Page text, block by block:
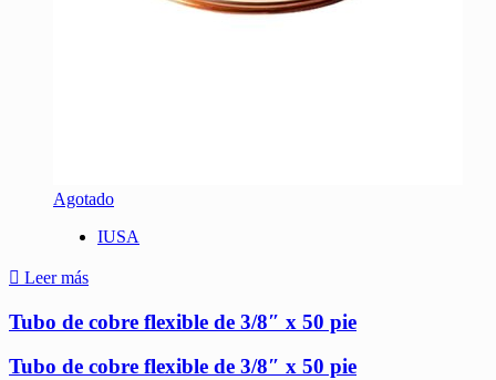
Agotado
IUSA
Leer más
Tubo de cobre flexible de 3/8″ x 50 pie
Tubo de cobre flexible de 3/8″ x 50 pie